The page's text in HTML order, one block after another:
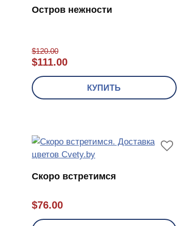
Остров нежности
$120.00
$111.00
КУПИТЬ
Скоро встретимся
$76.00